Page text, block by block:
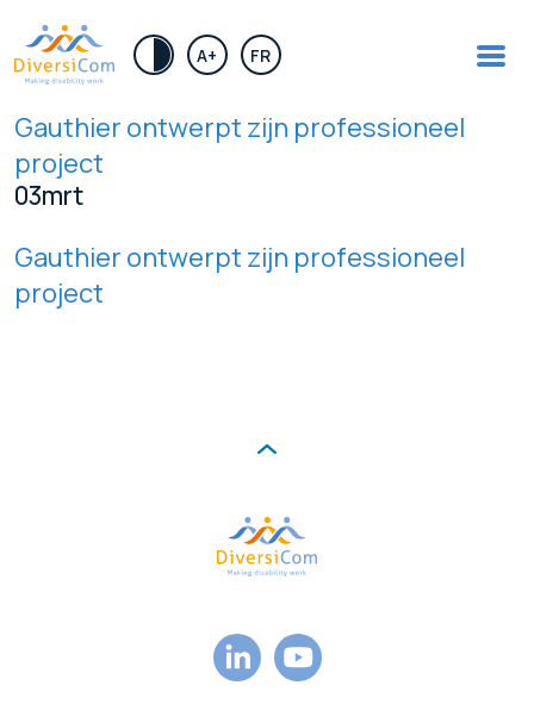
A+ FR
Gauthier ontwerpt zijn professioneel
project
03mrt
Gauthier ontwerpt zijn professioneel
project